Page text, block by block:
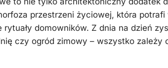
przestrzeni życiowej, która
rytuały domowników. Z dnia na dzień
czy ogród zimowy – wszystko zależy